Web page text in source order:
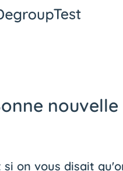
si on vous disait